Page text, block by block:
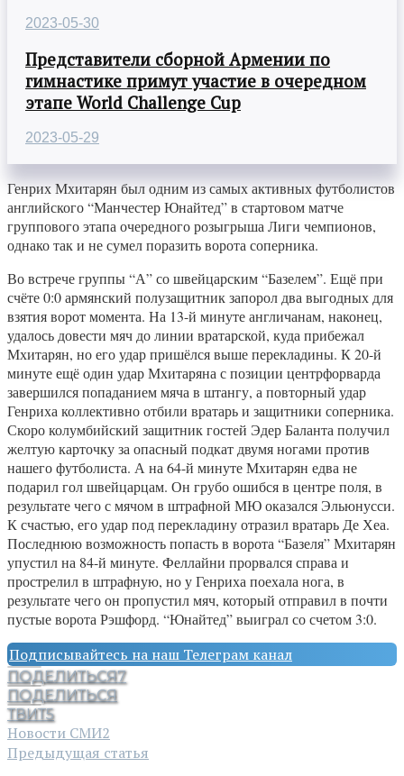
2023-05-30
Представители сборной Армении по
гимнастике примут участие в очередном
этапе World Challenge Cup
2023-05-29
Генрих Мхитарян был одним из самых активных футболистов
английского “Манчестер Юнайтед” в стартовом матче
группового этапа очередного розыгрыша Лиги чемпионов,
однако так и не сумел поразить ворота соперника.
Во встрече группы “А” со швейцарским “Базелем”. Ещё при
счёте 0:0 армянский полузащитник запорол два выгодных для
взятия ворот момента. На 13-й минуте англичанам, наконец,
удалось довести мяч до линии вратарской, куда прибежал
Мхитарян, но его удар пришёлся выше перекладины. К 20-й
минуте ещё один удар Мхитаряна с позиции центрфорварда
завершился попаданием мяча в штангу, а повторный удар
Генриха коллективно отбили вратарь и защитники соперника.
Скоро колумбийский защитник гостей Эдер Баланта получил
желтую карточку за опасный подкат двумя ногами против
нашего футболиста. А на 64-й минуте Мхитарян едва не
подарил гол швейцарцам. Он грубо ошибся в центре поля, в
результате чего с мячом в штрафной МЮ оказался Эльюнусси.
К счастью, его удар под перекладину отразил вратарь Де Хеа.
Последнюю возможность попасть в ворота “Базеля” Мхитарян
упустил на 84-й минуте. Феллайни прорвался справа и
прострелил в штрафную, но у Генриха поехала нога, в
результате чего он пропустил мяч, который отправил в почти
пустые ворота Рэшфорд. “Юнайтед” выиграл со счетом 3:0.
Подписывайтесь на наш Телеграм канал
ПОДЕЛИТЬСЯ7
ПОДЕЛИТЬСЯ
ТВИТ5
Новости СМИ2
Предыдущая статья